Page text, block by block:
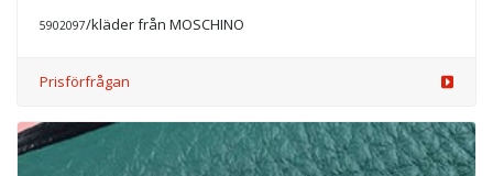
5902097/kläder från MOSCHINO
Prisförfrågan